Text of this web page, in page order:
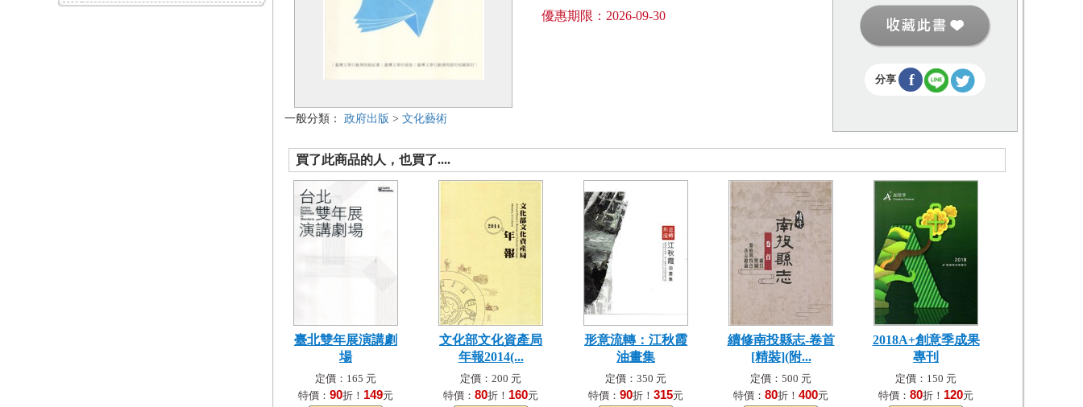
一般分類： 政府出版 > 文化藝術
優惠期限：2026-09-30
分享 f
買了此商品的人，也買了....
臺北雙年展演講劇
場
定價：165 元
特價： 90折！ 149元
文化部文化資產局
年報2014(...
定價：200 元
特價： 80折！ 160元
形意流轉：江秋霞
油畫集
定價：350 元
特價： 90折！ 315元
續修南投縣志-卷首
[精裝](附...
定價：500 元
特價： 80折！ 400元
2018A+創意季成果
專刊
定價：150 元
特價： 80折！ 120元